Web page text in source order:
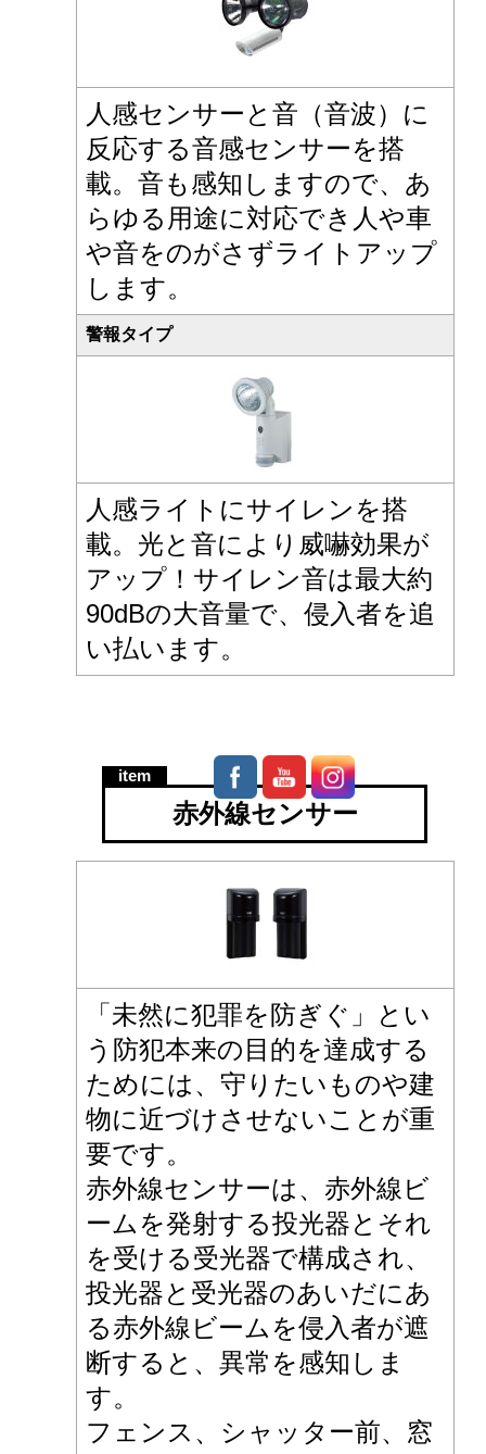
人感センサーと音（音波）に
反応する音感センサーを搭
載。音も感知しますので、あ
らゆる用途に対応でき人や車
や音をのがさずライトアップ
します。
警報タイプ
人感ライトにサイレンを搭
載。光と音により威嚇効果が
アップ！サイレン音は最大約
90dBの大音量で、侵入者を追
い払います。
赤外線センサー
「未然に犯罪を防ぎぐ」とい
う防犯本来の目的を達成する
ためには、守りたいものや建
物に近づけさせないことが重
要です。
赤外線センサーは、赤外線ビ
ームを発射する投光器とそれ
を受ける受光器で構成され、
投光器と受光器のあいだにあ
る赤外線ビームを侵入者が遮
断すると、異常を感知しま
す。
フェンス、シャッター前、窓